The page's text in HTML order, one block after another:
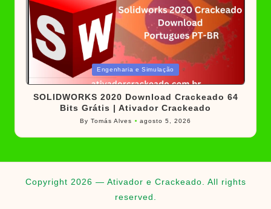
Posted
Engenharia e Simulação
SOLIDWORKS 2020 Download Crackeado 64
Bits Grátis | Ativador Crackeado
Posted
by
ByTomás Alves agosto 5, 2026
Copyright 2026 — Ativador e Crackeado. All rights
reserved.